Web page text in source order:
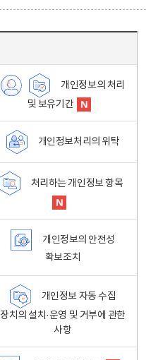
개인정보의 처리
및 보유기간
개인정보처리의 위탁
처리하는 개인정보 항목
개인정보의 안전성
확보조치
개인정보 자동 수집
장치의 설치·운영 및 거부에 관한
사항